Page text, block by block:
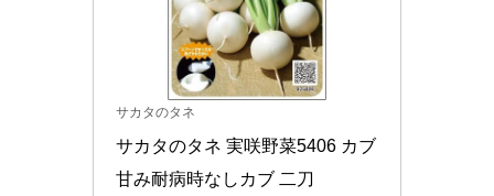
サカタのタネ
サカタのタネ 実咲野菜5406 カブ
甘み耐病時なしカブ 二刀